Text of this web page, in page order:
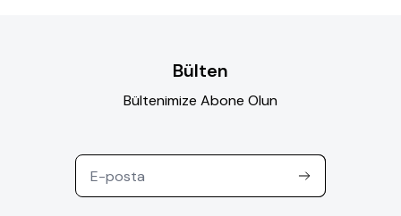
Bülten
Bültenimize Abone Olun